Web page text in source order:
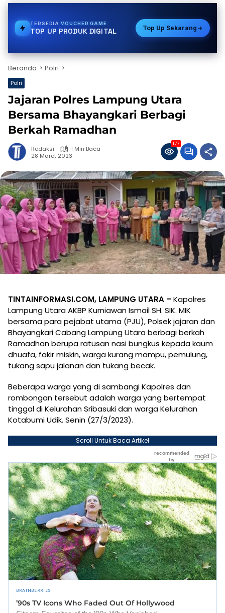
TERSEDIATOKEN PLN
TOP UP PRODUK DIGITAL Top Up Sekarang
Beranda Polri
Polri
Jajaran Polres Lampung Utara
Bersama Bhayangkari Berbagi
Berkah Ramadhan
Redaksi
1 Min Baca
28 Maret 2023
177
TINTAINFORMASI.COM, LAMPUNG UTARA – Kapolres
Lampung Utara AKBP Kurniawan Ismail SH. SIK. MIK
bersama para pejabat utama (PJU), Polsek jajaran dan
Bhayangkari Cabang Lampung Utara berbagi berkah
Ramadhan berupa ratusan nasi bungkus kepada kaum
dhuafa, fakir miskin, warga kurang mampu, pemulung,
tukang sapu jalanan dan tukang becak.
Beberapa warga yang di sambangi Kapolres dan
rombongan tersebut adalah warga yang bertempat
tinggal di Kelurahan Sribasuki dan warga Kelurahan
Kotabumi Udik. Senin (27/3/2023).
Scroll Untuk Baca Artikel